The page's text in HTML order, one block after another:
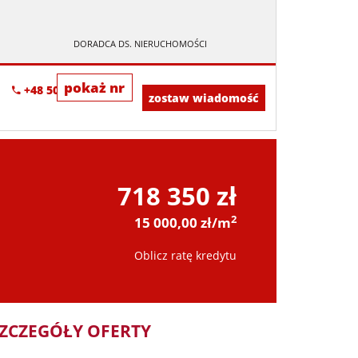
DORADCA DS. NIERUCHOMOŚCI
pokaż nr
+48 505-236-943
zostaw wiadomość
718 350 zł
15 000,00 zł/m2
Oblicz ratę kredytu
OFERTY